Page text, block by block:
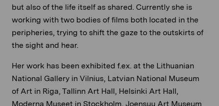
but also of the life itself as shared. Currently she is
working with two bodies of films both located in the
peripheries, trying to shift the gaze to the outskirts of
the sight and hear.
Her work has been exhibited f.ex. at the Lithuanian
National Gallery in Vilnius, Latvian National Museum
of Art in Riga, Tallinn Art Hall, Helsinki Art Hall,
Moderna Museet in Stockholm, Joensuu Art Museum